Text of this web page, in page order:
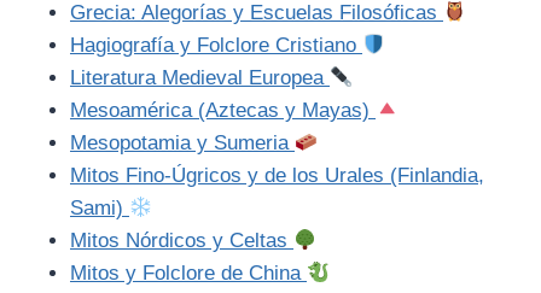
Grecia: Alegorías y Escuelas Filosóficas
Hagiografía y Folclore Cristiano
Literatura Medieval Europea
Mesoamérica (Aztecas y Mayas)
Mesopotamia y Sumeria
Mitos Fino-Úgricos y de los Urales (Finlandia,
Sami)
Mitos Nórdicos y Celtas
Mitos y Folclore de China